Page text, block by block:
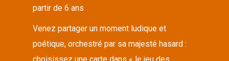
partir de 6 ans
Venez partager un moment ludique et
poétique, orchestré par sa majesté hasard :